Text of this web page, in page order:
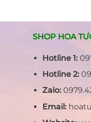
SHOP HOA
Hotline 1:
Hotline 2:
Zalo:
Email: